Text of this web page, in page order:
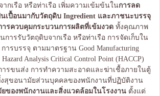
กเรือ หรือท่าเรือ เพิ่มความเข้มข้นในการลด
นเปื้อนมากับวัตถุดิบ Ingredient และภาชนะบรรจุ
ารควบคุมกระบวนการผลิตที่เข้มงวด ทั้งคุณภาพ
ารรับวัตถุดิบจากเรือ หรือท่าเรือ การจัดเก็บใน
ารบรรจุ ตามมาตรฐาน Good Manufacturing
Analysis Critical Control Point (HACCP)
ารขนส่ง การทำความสะอาดและฆ่าเชื้อภายในตู้
งสุขอนามัยส่วนบุคคลของพนักงานที่ปฏิบัติงาน
ของพนักงานและสิ่งแวดล้อมในโรงงาน ตั้งแต่